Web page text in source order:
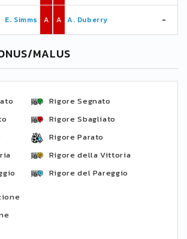
E. Simms A A A. Duberry -
MALUS
Rigore Segnato
Rigore Sbagliato
Rigore Parato
Rigore della Vittoria
Rigore del Pareggio